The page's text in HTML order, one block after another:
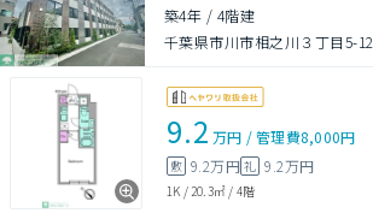
築4年 / 4階建
千葉県市川市相之川３丁目5-12
9.2 万円 /管理費8,000円
敷 9.2万円礼 9.2万円
1K /20.3㎡ / 4階